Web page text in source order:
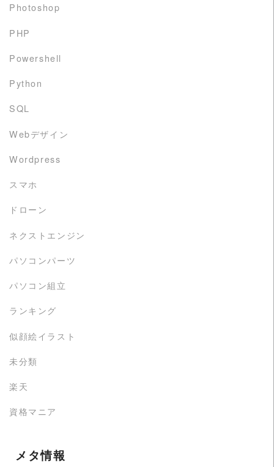
Photoshop
PHP
Powershell
Python
SQL
Webデザイン
Wordpress
スマホ
ドローン
ネクストエンジン
パソコンパーツ
パソコン組立
ランキング
似顔絵イラスト
未分類
楽天
資格マニア
メタ情報